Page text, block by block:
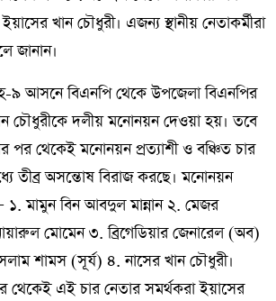
খান চৌধুরী। এজন্য স্থানীয় নেতাকর্মীরা
জানান।
৯ আসনে বিএনপি থেকে উপজেলা বিএনপির
চৌধুরীকে দলীয় মনোনয়ন দেওয়া হয়। তবে
থেকেই মনোনয়ন প্রত্যাশী ও বঞ্চিত চার
তীব্র অসন্তোষ বিরাজ করছে। মনোনয়ন
১. মামুন বিন আবদুল মান্নান ২. মেজর
মোমেন ৩. ব্রিগেডিয়ার জেনারেল (অব)
শামস (সূর্য) ৪. নাসের খান চৌধুরী।
এই চার নেতার সমর্থকরা ইয়াসের